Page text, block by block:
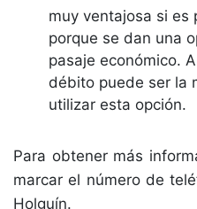
muy ventajosa si es
porque se dan una
pasaje económico.
débito puede ser la
utilizar esta opción.
Para obtener más
marcar el número de
Holguín.